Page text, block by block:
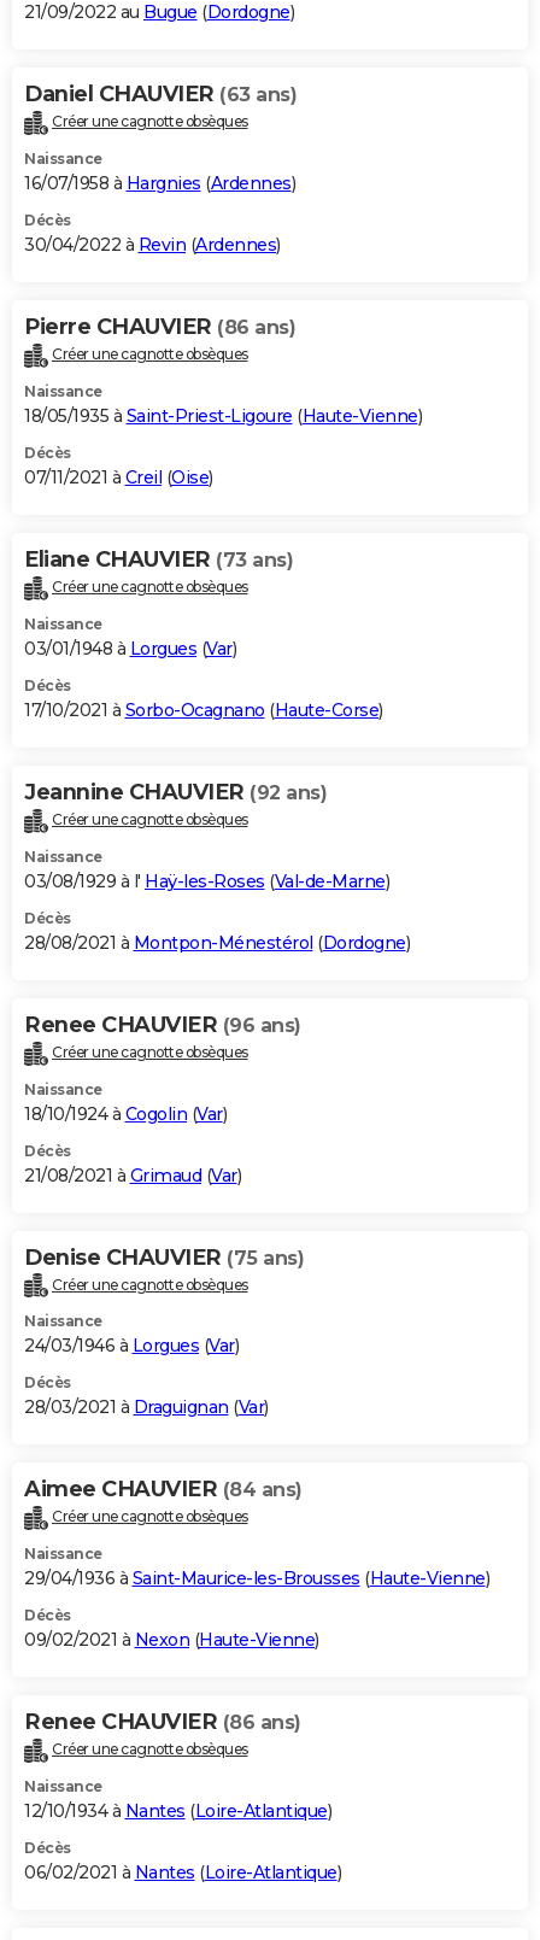
21/09/2022 au Bugue (Dordogne)
Daniel CHAUVIER (63 ans)
Créer une cagnotte obsèques
Naissance
16/07/1958 à Hargnies (Ardennes)
Décès
30/04/2022 à Revin (Ardennes)
Pierre CHAUVIER (86 ans)
Créer une cagnotte obsèques
Naissance
18/05/1935 à Saint-Priest-Ligoure (Haute-Vienne)
Décès
07/11/2021 à Creil (Oise)
Eliane CHAUVIER (73 ans)
Créer une cagnotte obsèques
Naissance
03/01/1948 à Lorgues (Var)
Décès
17/10/2021 à Sorbo-Ocagnano (Haute-Corse)
Jeannine CHAUVIER (92 ans)
Créer une cagnotte obsèques
Naissance
03/08/1929 à l' Haÿ-les-Roses (Val-de-Marne)
Décès
28/08/2021 à Montpon-Ménestérol (Dordogne)
Renee CHAUVIER (96 ans)
Créer une cagnotte obsèques
Naissance
18/10/1924 à Cogolin (Var)
Décès
21/08/2021 à Grimaud (Var)
Denise CHAUVIER (75 ans)
Créer une cagnotte obsèques
Naissance
24/03/1946 à Lorgues (Var)
Décès
28/03/2021 à Draguignan (Var)
Aimee CHAUVIER (84 ans)
Créer une cagnotte obsèques
Naissance
29/04/1936 à Saint-Maurice-les-Brousses (Haute-Vienne)
Décès
09/02/2021 à Nexon (Haute-Vienne)
Renee CHAUVIER (86 ans)
Créer une cagnotte obsèques
Naissance
12/10/1934 à Nantes (Loire-Atlantique)
Décès
06/02/2021 à Nantes (Loire-Atlantique)